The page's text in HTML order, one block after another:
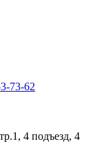
73-62
4 подъезд, 4